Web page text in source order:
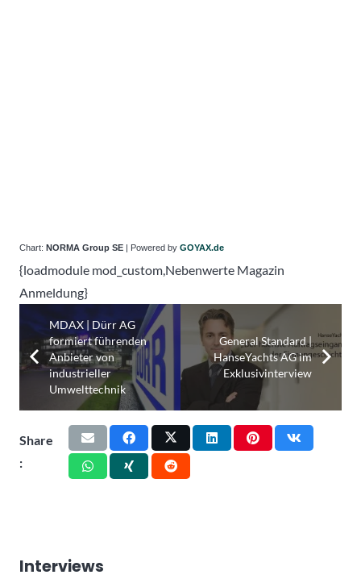
Chart: NORMA Group SE | Powered by GOYAX.de
{loadmodule mod_custom,Nebenwerte Magazin
Anmeldung}
MDAX | Dürr AG
formiert führenden
Anbieter von
industrieller
Umwelttechnik
General Standard |
HanseYachts AG im
Exklusivinterview
Share
:
Interviews